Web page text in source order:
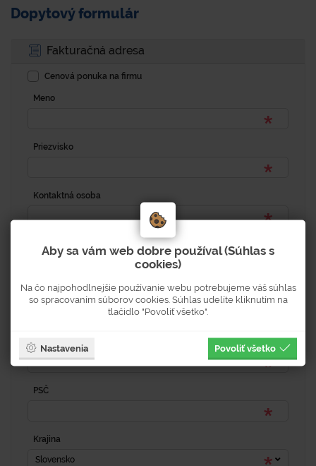
Dopytový formulár
Fakturačná adresa
Cenová ponuka na firmu
Meno
Priezvisko
Kontaktná osoba
Adresa
Popisné číslo
Mesto
PSČ
Krajina
Slovensko
Aby sa vám web dobre používal (Súhlas s
cookies)
Na čo najpohodlnejšie používanie webu potrebujeme váš súhlas
so spracovaním súborov cookies. Súhlas udelíte kliknutím na
tlačidlo "Povoliť všetko".
Nastavenia Povoliť všetko